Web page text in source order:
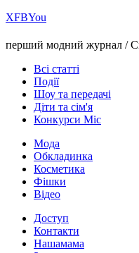
ХFBYou
перший модний журнал /
Всі статті
Події
Шоу та передачі
Діти та сім'я
Конкурси Міс
Мода
Обкладинка
Косметика
Фішки
Відео
Доступ
Контакти
Нашамама